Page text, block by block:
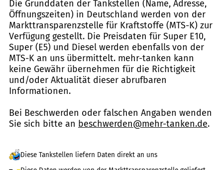
Die Grunddaten der Tankstellen (Name, Adresse,
Öffnungszeiten) in Deutschland werden von der
Markttransparenzstelle für Kraftstoffe (MTS-K) zur
Verfügung gestellt. Die Preisdaten für Super E10,
Super (E5) und Diesel werden ebenfalls von der
MTS-K an uns übermittelt. mehr-tanken kann
keine Gewähr übernehmen für die Richtigkeit
und/oder Aktualität dieser abrufbaren
Informationen.
Bei Beschwerden oder falschen Angaben wenden
Sie sich bitte an beschwerden@mehr-tanken.de.
Diese Tankstellen liefern Daten direkt an uns